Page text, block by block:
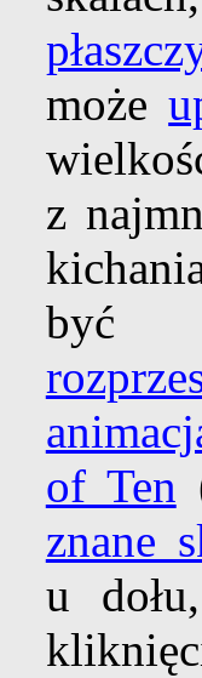
może
z
być
of Ten
znane
u